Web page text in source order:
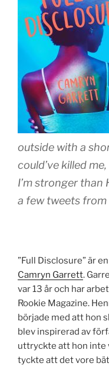
outside with a
could’ve killed
I’m stronger than
a few tweets from
”Full Disclosure” är
Camryn Garrett.
var 13 år och har
Rookie Magazine.
började med att hon
blev inspirerad av
uttryckte att hon inte
tyckte att det vore